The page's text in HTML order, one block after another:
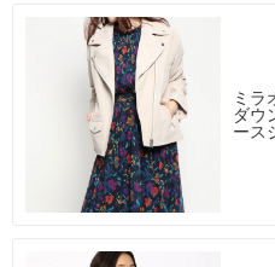
ミラ
ダウ
ース